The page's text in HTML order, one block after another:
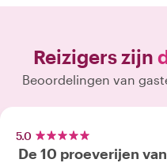
Reizigers zijn
Beoordelingen van
5.0
De 10 proeverijen